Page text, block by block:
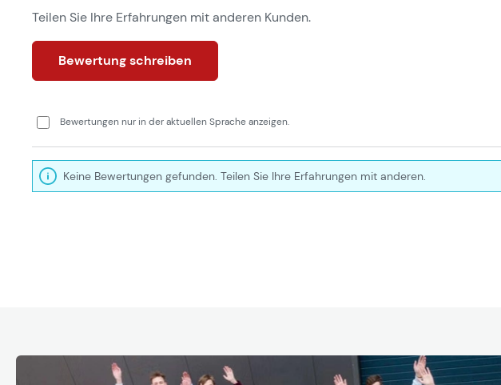
Teilen Sie Ihre Erfahrungen mit anderen Kunden.
Bewertung schreiben
Bewertungen nur in der aktuellen Sprache anzeigen.
Keine Bewertungen gefunden. Teilen Sie Ihre Erfahrungen mit anderen.